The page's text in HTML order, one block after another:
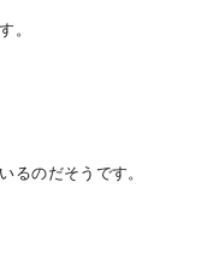
。
るのだそうです。